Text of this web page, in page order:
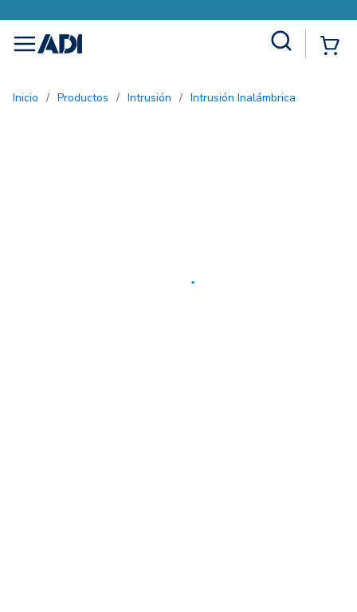
menu
Inicio / Productos / Intrusión / Intrusión Inalámbrica